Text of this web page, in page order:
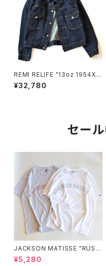
REMI RELIFE "13oz 1954XX
DENIM 2nd JKT（ONEWAS
H"
¥32,780
セー
JACKSON MATISSE "RUSS
ELL ATHLETIC×JM Logo T
ee"
¥5,280